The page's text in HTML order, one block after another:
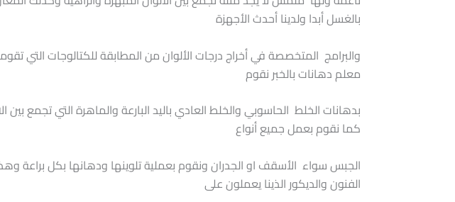
بالغسل أبدا ولدينا أحدث الأجهزة
والبرامج المتخصصة في أخراج درجات الألوان من المطابقة للكتالوجات التي
معلم دهانات بالخبر نقوم
بدهانات الخلط الحاسوبي والخلط العادي باليد البارعة والماهرة التي تجمع بين
كما نقوم بعمل جميع أنواع
الجبس سواء الأسقف او الجدران ونقوم بعملية تلوينها ودهانها بكل براعة
الفنون والديكور الذينا يعملون على